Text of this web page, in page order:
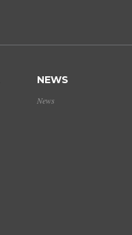
NEWS
News